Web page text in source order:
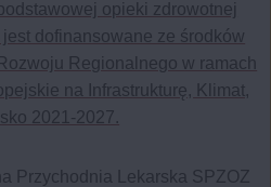
opieki zdrowotnej
dofinansowane ze środków
Regionalnego w ramach
na Infrastrukturę, Klimat,
2021-2027.
Przychodnia Lekarska SPZOZ